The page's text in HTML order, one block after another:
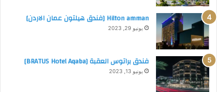
غرفة نوم فندق Jordan Seasons Hotel العقبة
ش
ا
0
Hilton amman [فندق هيلتون عمان الاردن]
يونيو 29, 2023
فندق براتوس العقبة [BRATUS Hotel Aqaba]
يونيو 13, 2023